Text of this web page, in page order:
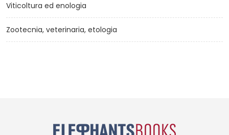
Viticoltura ed enologia
Zootecnia, veterinaria, etologia